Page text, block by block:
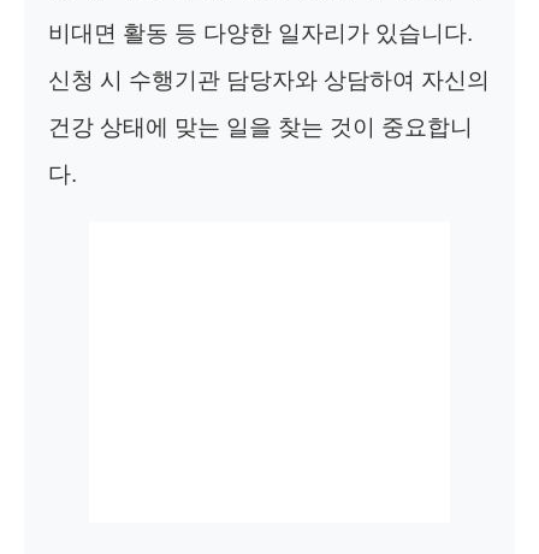
비대면 활동 등 다양한 일자리가 있습니다.
신청 시 수행기관 담당자와 상담하여 자신의
건강 상태에 맞는 일을 찾는 것이 중요합니
다.